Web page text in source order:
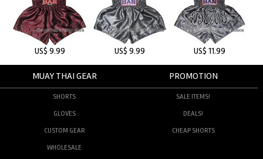
US$ 9.99 US$ 9.99 US$ 11.99
MUAY THAI GEAR
SHORTS
GLOVES
CUSTOM GEAR
WHOLESALE
PROMOTION
SALE ITEMS!
DEALS!
CHEAP SHORTS